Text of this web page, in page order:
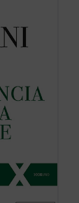
de
entre
éstas